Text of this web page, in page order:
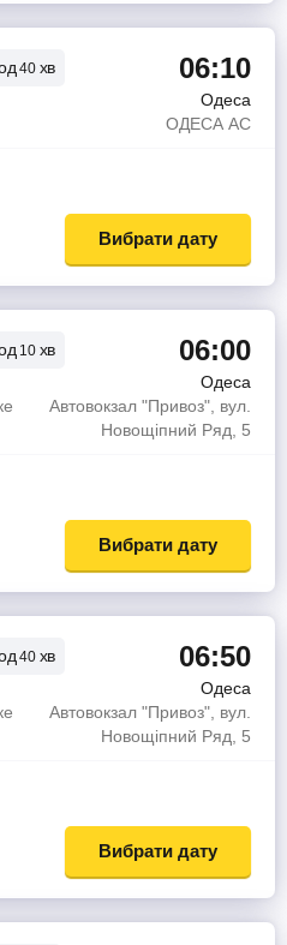
40 хв 06:10
Одеса
ОДЕСА АС
Вибрати дату
10 хв 06:00
Одеса
Автовокзал "Привоз", вул.
Новощіпний Ряд, 5
Вибрати дату
40 хв 06:50
Одеса
Автовокзал "Привоз", вул.
Новощіпний Ряд, 5
Вибрати дату